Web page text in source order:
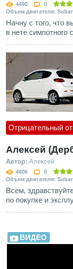
4490 0
Объем двигателя:
Начну с того, что
в нете симпотного
Отрицательный
Алексей
Автор: Алексей
4606 0
Объем двигателя:
Всем,
по покупке и
ВИДЕО